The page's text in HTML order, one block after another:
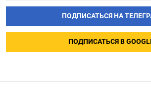
ПОДПИСАТЬСЯ НА
ПОДПИСАТЬСЯ В